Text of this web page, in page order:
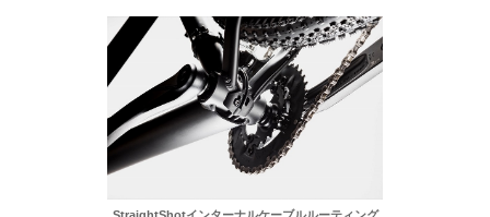
StraightShotインターナルケーブルルーティング